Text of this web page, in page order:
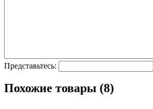
Представьтесь:
Похожие товары (8)